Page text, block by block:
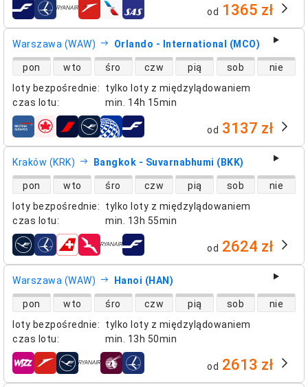
linie lotnicze od 1365 zł
Warszawa (WAW) Orlando - International (MCO)
loty bezpośrednie:
tylko loty z międzylądowaniem
czas lotu: min. 14h 15min
dostępność lotów bezpośrednich
pon wto śro czw pią sob nie
linie lotnicze od 3137 zł
Kraków (KRK) Bangkok - Suvarnabhumi (BKK)
loty bezpośrednie:
tylko loty z międzylądowaniem
czas lotu: min. 13h 55min
dostępność lotów bezpośrednich
pon wto śro czw pią sob nie
linie lotnicze od 2624 zł
Warszawa (WAW) Hanoi (HAN)
loty bezpośrednie:
tylko loty z międzylądowaniem
czas lotu: min. 13h 50min
dostępność lotów bezpośrednich
pon wto śro czw pią sob nie
linie lotnicze od 2613 zł